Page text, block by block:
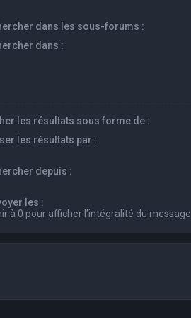
dans les sous-forums :
dans :
les résultats sous forme de :
les résultats par :
depuis :
les :
à 0 pour afficher l’intégralité du message.